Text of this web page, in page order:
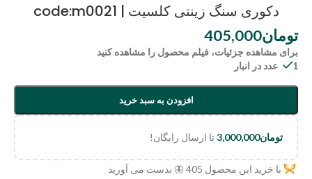
دکوری سنگ زینتی کلسیت | code:m0021
تومان405,000
برای مشاهده جزئیات، فیلم محصول را مشاهده کنید
1 عدد در انبار
افزودن به سبد خرید
تومان3,000,000تا ارسال رایگان!
با خرید این محصول 405 🦋 بدست می آورید